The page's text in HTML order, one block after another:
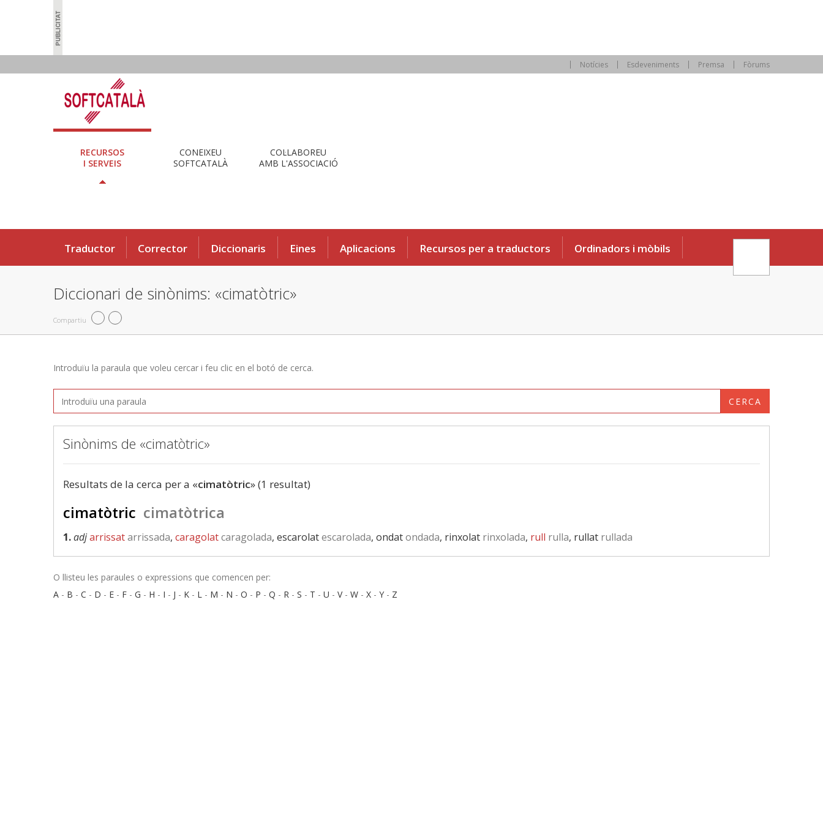
Notícies Esdeveniments Premsa Fòrums
RECURSOS
I SERVEIS
CONEIXEU
SOFTCATALÀ
COL·LABOREU
AMB L'ASSOCIACIÓ
Traductor Corrector Diccionaris Eines Aplicacions Recursos per a traductors Ordinadors i mòbils
Diccionari de sinònims: «cimatòtric»
Compartiu
Introduïu la paraula que voleu cercar i feu clic en el botó de cerca.
CERCA
Sinònims de «cimatòtric»
Resultats de la cerca per a «cimatòtric» (1 resultat)
cimatòtric cimatòtrica
1.adjarrissatarrissada, caragolatcaragolada, escarolatescarolada, ondatondada, rinxolat rinxolada, rull rulla, rullat rullada
O llisteu les paraules o expressions que comencen per:
A - B - C - D - E - F - G - H - I - J - K - L - M - N - O - P - Q - R - S - T - U - V- W - X - Y - Z